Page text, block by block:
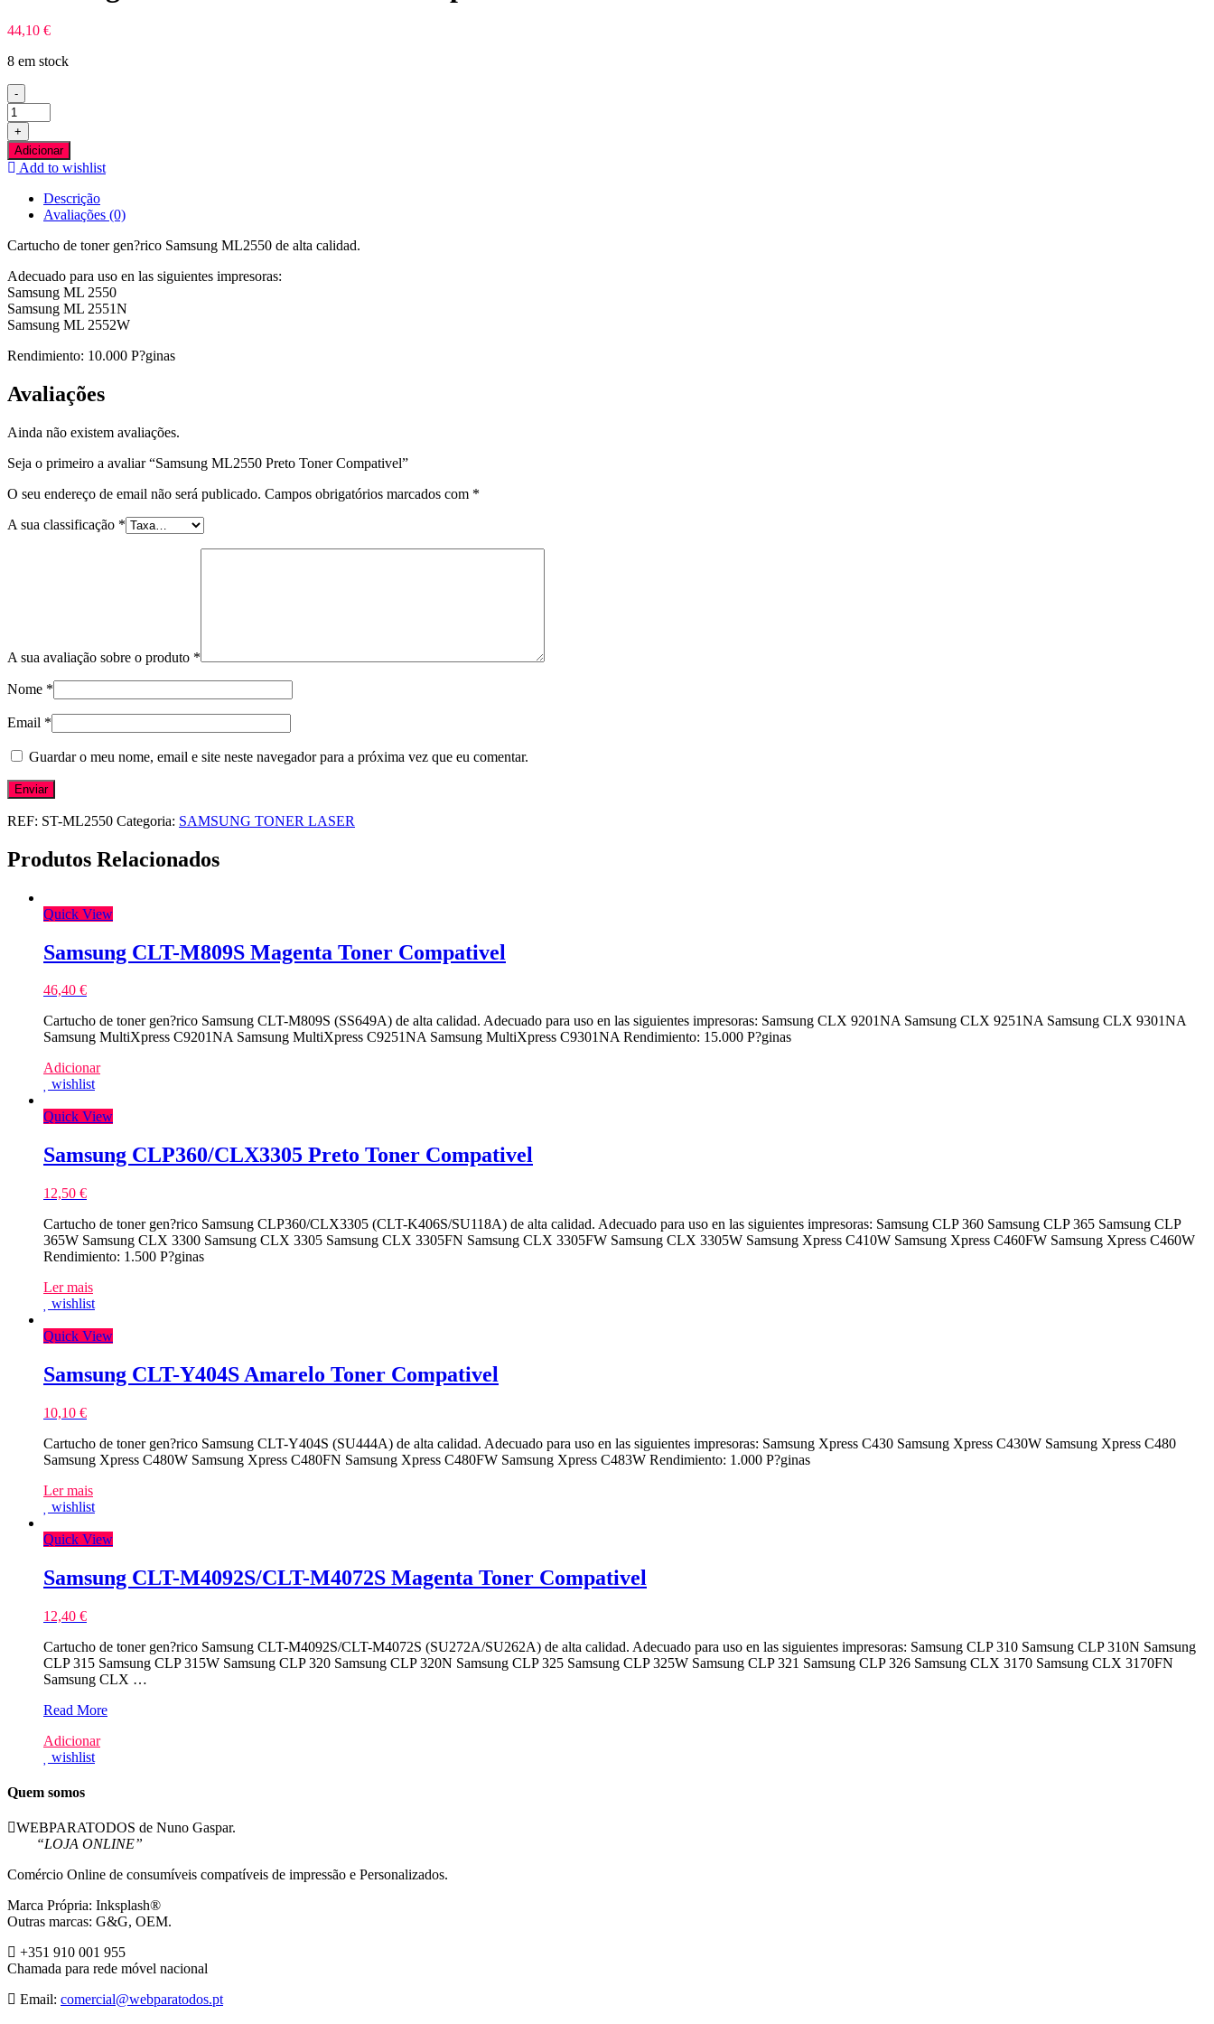
44,10 €
8 em stock
-
Quantidade
de
Samsung
ML2550
Preto
Compativel
+
Adicionar
Add to wishlist
Descrição
Avaliações (0)
Cartucho de toner gen?rico Samsung ML2550 de alta calidad.
Adecuado para uso en las siguientes impresoras:
Samsung ML 2550
Samsung ML 2551N
Samsung ML 2552W
Rendimiento: 10.000 P?ginas
Avaliações
Ainda não existem avaliações.
Seja o primeiro a avaliar “Samsung ML2550 Preto Toner Compativel”
O seu endereço de email não será publicado. Campos obrigatórios marcados com *
A sua classificação *
A sua avaliação sobre o produto *
Nome *
Email *
Guardar o meu nome, email e site neste navegador para a próxima vez que eu comentar.
REF: ST-ML2550 Categoria: SAMSUNG TONER LASER
Produtos Relacionados
Quick View
Samsung CLT-M809S Magenta Toner Compativel
46,40 €
Cartucho de toner gen?rico Samsung CLT-M809S (SS649A) de alta calidad. Adecuado para uso en las siguientes impresoras: Samsung CLX 9201NA Samsung CLX 9251NA Samsung CLX 9301NA
Samsung MultiXpress C9201NA Samsung MultiXpress C9251NA Samsung MultiXpress C9301NA Rendimiento: 15.000 P?ginas
Adicionar
wishlist
Quick View
Samsung CLP360/CLX3305 Preto Toner Compativel
12,50 €
Cartucho de toner gen?rico Samsung CLP360/CLX3305 (CLT-K406S/SU118A) de alta calidad. Adecuado para uso en las siguientes impresoras: Samsung CLP 360 Samsung CLP 365 Samsung CLP
365W Samsung CLX 3300 Samsung CLX 3305 Samsung CLX 3305FN Samsung CLX 3305FW Samsung CLX 3305W Samsung Xpress C410W Samsung Xpress C460FW Samsung Xpress C460W
Rendimiento: 1.500 P?ginas
Ler mais
wishlist
Quick View
Samsung CLT-Y404S Amarelo Toner Compativel
10,10 €
Cartucho de toner gen?rico Samsung CLT-Y404S (SU444A) de alta calidad. Adecuado para uso en las siguientes impresoras: Samsung Xpress C430 Samsung Xpress C430W Samsung Xpress C480
Samsung Xpress C480W Samsung Xpress C480FN Samsung Xpress C480FW Samsung Xpress C483W Rendimiento: 1.000 P?ginas
Ler mais
wishlist
Quick View
Samsung CLT-M4092S/CLT-M4072S Magenta Toner Compativel
12,40 €
Cartucho de toner gen?rico Samsung CLT-M4092S/CLT-M4072S (SU272A/SU262A) de alta calidad. Adecuado para uso en las siguientes impresoras: Samsung CLP 310 Samsung CLP 310N Samsung
CLP 315 Samsung CLP 315W Samsung CLP 320 Samsung CLP 320N Samsung CLP 325 Samsung CLP 325W Samsung CLP 321 Samsung CLP 326 Samsung CLX 3170 Samsung CLX 3170FN
Samsung CLX …
Samsung
M4092S/CLT-
M4072S
Toner
Read More
Adicionar
wishlist
Quem somos
WEBPARATODOS de Nuno Gaspar.
“LOJA ONLINE”
Comércio Online de consumíveis compatíveis de impressão e Personalizados.
Marca Própria: Inksplash®
Outras marcas: G&G, OEM.
+351 910 001 955
Chamada para rede móvel nacional
Email: comercial@webparatodos.pt